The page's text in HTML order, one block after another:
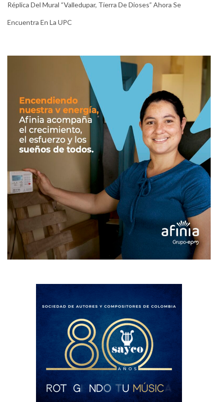
Réplica Del Mural “Valledupar, Tierra De Dioses” Ahora Se
Encuentra En La UPC